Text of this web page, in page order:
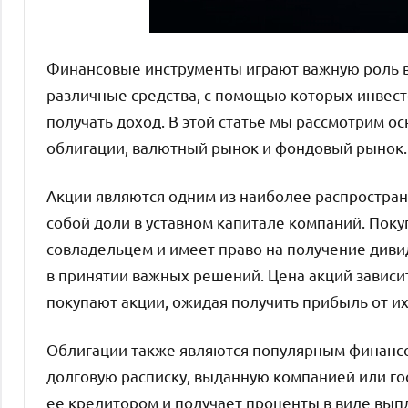
Финансовые инструменты играют важную роль
различные средства, с помощью которых
получать доход. В этой статье мы рассмотрим
облигации, валютный рынок и фондовый рынок.
Акции являются одним из наиболее
собой доли в уставном капитале компаний.
совладельцем и имеет право на получение
в принятии важных решений. Цена акций
покупают акции, ожидая получить прибыль от
Облигации также являются популярным
долговую расписку, выданную компанией или
ее кредитором и получает проценты в виде